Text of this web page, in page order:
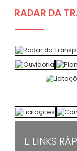
RADAR DA
LINKS